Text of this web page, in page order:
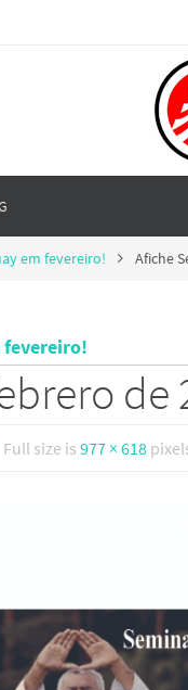
em fevereiro! Afiche
fevereiro!
de
Full size is977 × 618